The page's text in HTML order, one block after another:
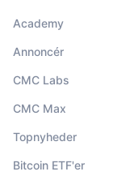
Academy
Annoncér
CMC Labs
CMC Max
Topnyheder
Bitcoin ETF'er